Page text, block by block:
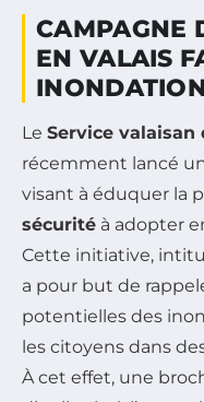
CAMPAGNE
EN VALAIS
Le Service valaisan
récemment lancé
visant à éduquer la
sécurité à adopter
Cette initiative,
a pour but de
potentielles des
les citoyens dans
À cet effet, une